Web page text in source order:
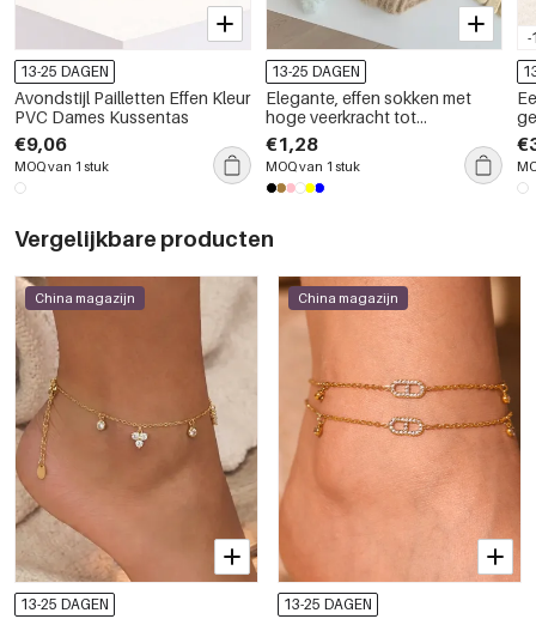
13-25 DAGEN
Avondstijl Pailletten Effen Kleur
PVC Dames Kussentas
€9,06
MOQ van 1 stuk
13-25 DAGEN
Elegante, effen sokken met
hoge veerkracht tot
halverwege de kuit.
€1,28
MOQ van 1 stuk
-
Vergelijkbare producten
China magazijn
13-25 DAGEN
China magazijn
13-25 DAGEN